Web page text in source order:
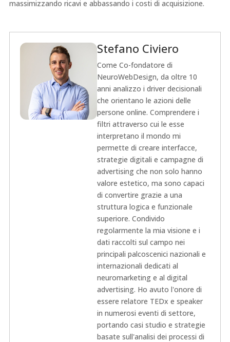
massimizzando ricavi e abbassando i costi di acquisizione.
Stefano Civiero
Come Co-fondatore di
NeuroWebDesign, da oltre 10
anni analizzo i driver decisionali
che orientano le azioni delle
persone online. Comprendere i
filtri attraverso cui le esse
interpretano il mondo mi
permette di creare interfacce,
strategie digitali e campagne di
advertising che non solo hanno
valore estetico, ma sono capaci
di convertire grazie a una
struttura logica e funzionale
superiore. Condivido
regolarmente la mia visione e i
dati raccolti sul campo nei
principali palcoscenici nazionali e
internazionali dedicati al
neuromarketing e al digital
advertising. Ho avuto l'onore di
essere relatore TEDx e speaker
in numerosi eventi di settore,
portando casi studio e strategie
basate sull'analisi dei processi di